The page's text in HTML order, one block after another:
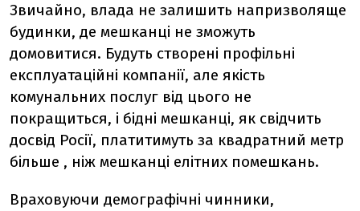
Звичайно, влада не залишить напризволяще
будинки, де мешканці не зможуть
домовитися. Будуть створені профільні
експлуатаційні компанії, але якість
комунальних послуг від цього не
покращиться, і бідні мешканці, як свідчить
досвід Росії, платитимуть за квадратний метр
більше , ніж мешканці елітних помешкань.
Враховуючи демографічні чинники,